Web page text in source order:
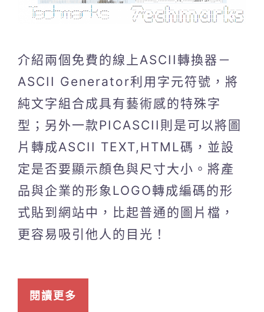
介紹兩個免費的線上ASCII轉換器－
ASCII Generator利用字元符號，將
純文字組合成具有藝術感的特殊字
型；另外一款PICASCII則是可以將圖
片轉成ASCII TEXT,HTML碼，並設
定是否要顯示顏色與尺寸大小。將產
品與企業的形象LOGO轉成編碼的形
式貼到網站中，比起普通的圖片檔，
更容易吸引他人的目光！
閱讀更多